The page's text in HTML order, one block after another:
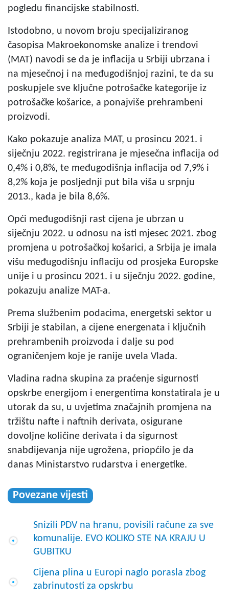
pogledu financijske stabilnosti.
Istodobno, u novom broju specijaliziranog
časopisa Makroekonomske analize i trendovi
(MAT) navodi se da je inflacija u Srbiji ubrzana i
na mjesečnoj i na međugodišnjoj razini, te da su
poskupjele sve ključne potrošačke kategorije iz
potrošačke košarice, a ponajviše prehrambeni
proizvodi.
Kako pokazuje analiza MAT, u prosincu 2021. i
siječnju 2022. registrirana je mjesečna inflacija od
0,4% i 0,8%, te međugodišnja inflacija od 7,9% i
8,2% koja je posljednji put bila viša u srpnju
2013., kada je bila 8,6%.
Opći međugodišnji rast cijena je ubrzan u
siječnju 2022. u odnosu na isti mjesec 2021. zbog
promjena u potrošačkoj košarici, a Srbija je imala
višu međugodišnju inflaciju od prosjeka Europske
unije i u prosincu 2021. i u siječnju 2022. godine,
pokazuju analize MAT-a.
Prema službenim podacima, energetski sektor u
Srbiji je stabilan, a cijene energenata i ključnih
prehrambenih proizvoda i dalje su pod
ograničenjem koje je ranije uvela Vlada.
Vladina radna skupina za praćenje sigurnosti
opskrbe energijom i energentima konstatirala je u
utorak da su, u uvjetima značajnih promjena na
tržištu nafte i naftnih derivata, osigurane
dovoljne količine derivata i da sigurnost
snabdijevanja nije ugrožena, priopćilo je da
danas Ministarstvo rudarstva i energetike.
Povezane vijesti
Snizili PDV na hranu, povisili račune za sve
komunalije. EVO KOLIKO STE NA KRAJU U
GUBITKU
Cijena plina u Europi naglo porasla zbog
zabrinutosti za opskrbu